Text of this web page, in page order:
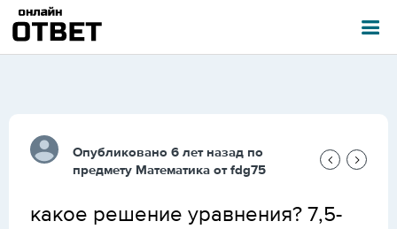
Опубликовано 6 лет назад по
предмету Математика от fdg75
какое решение уравнения? 7,5-